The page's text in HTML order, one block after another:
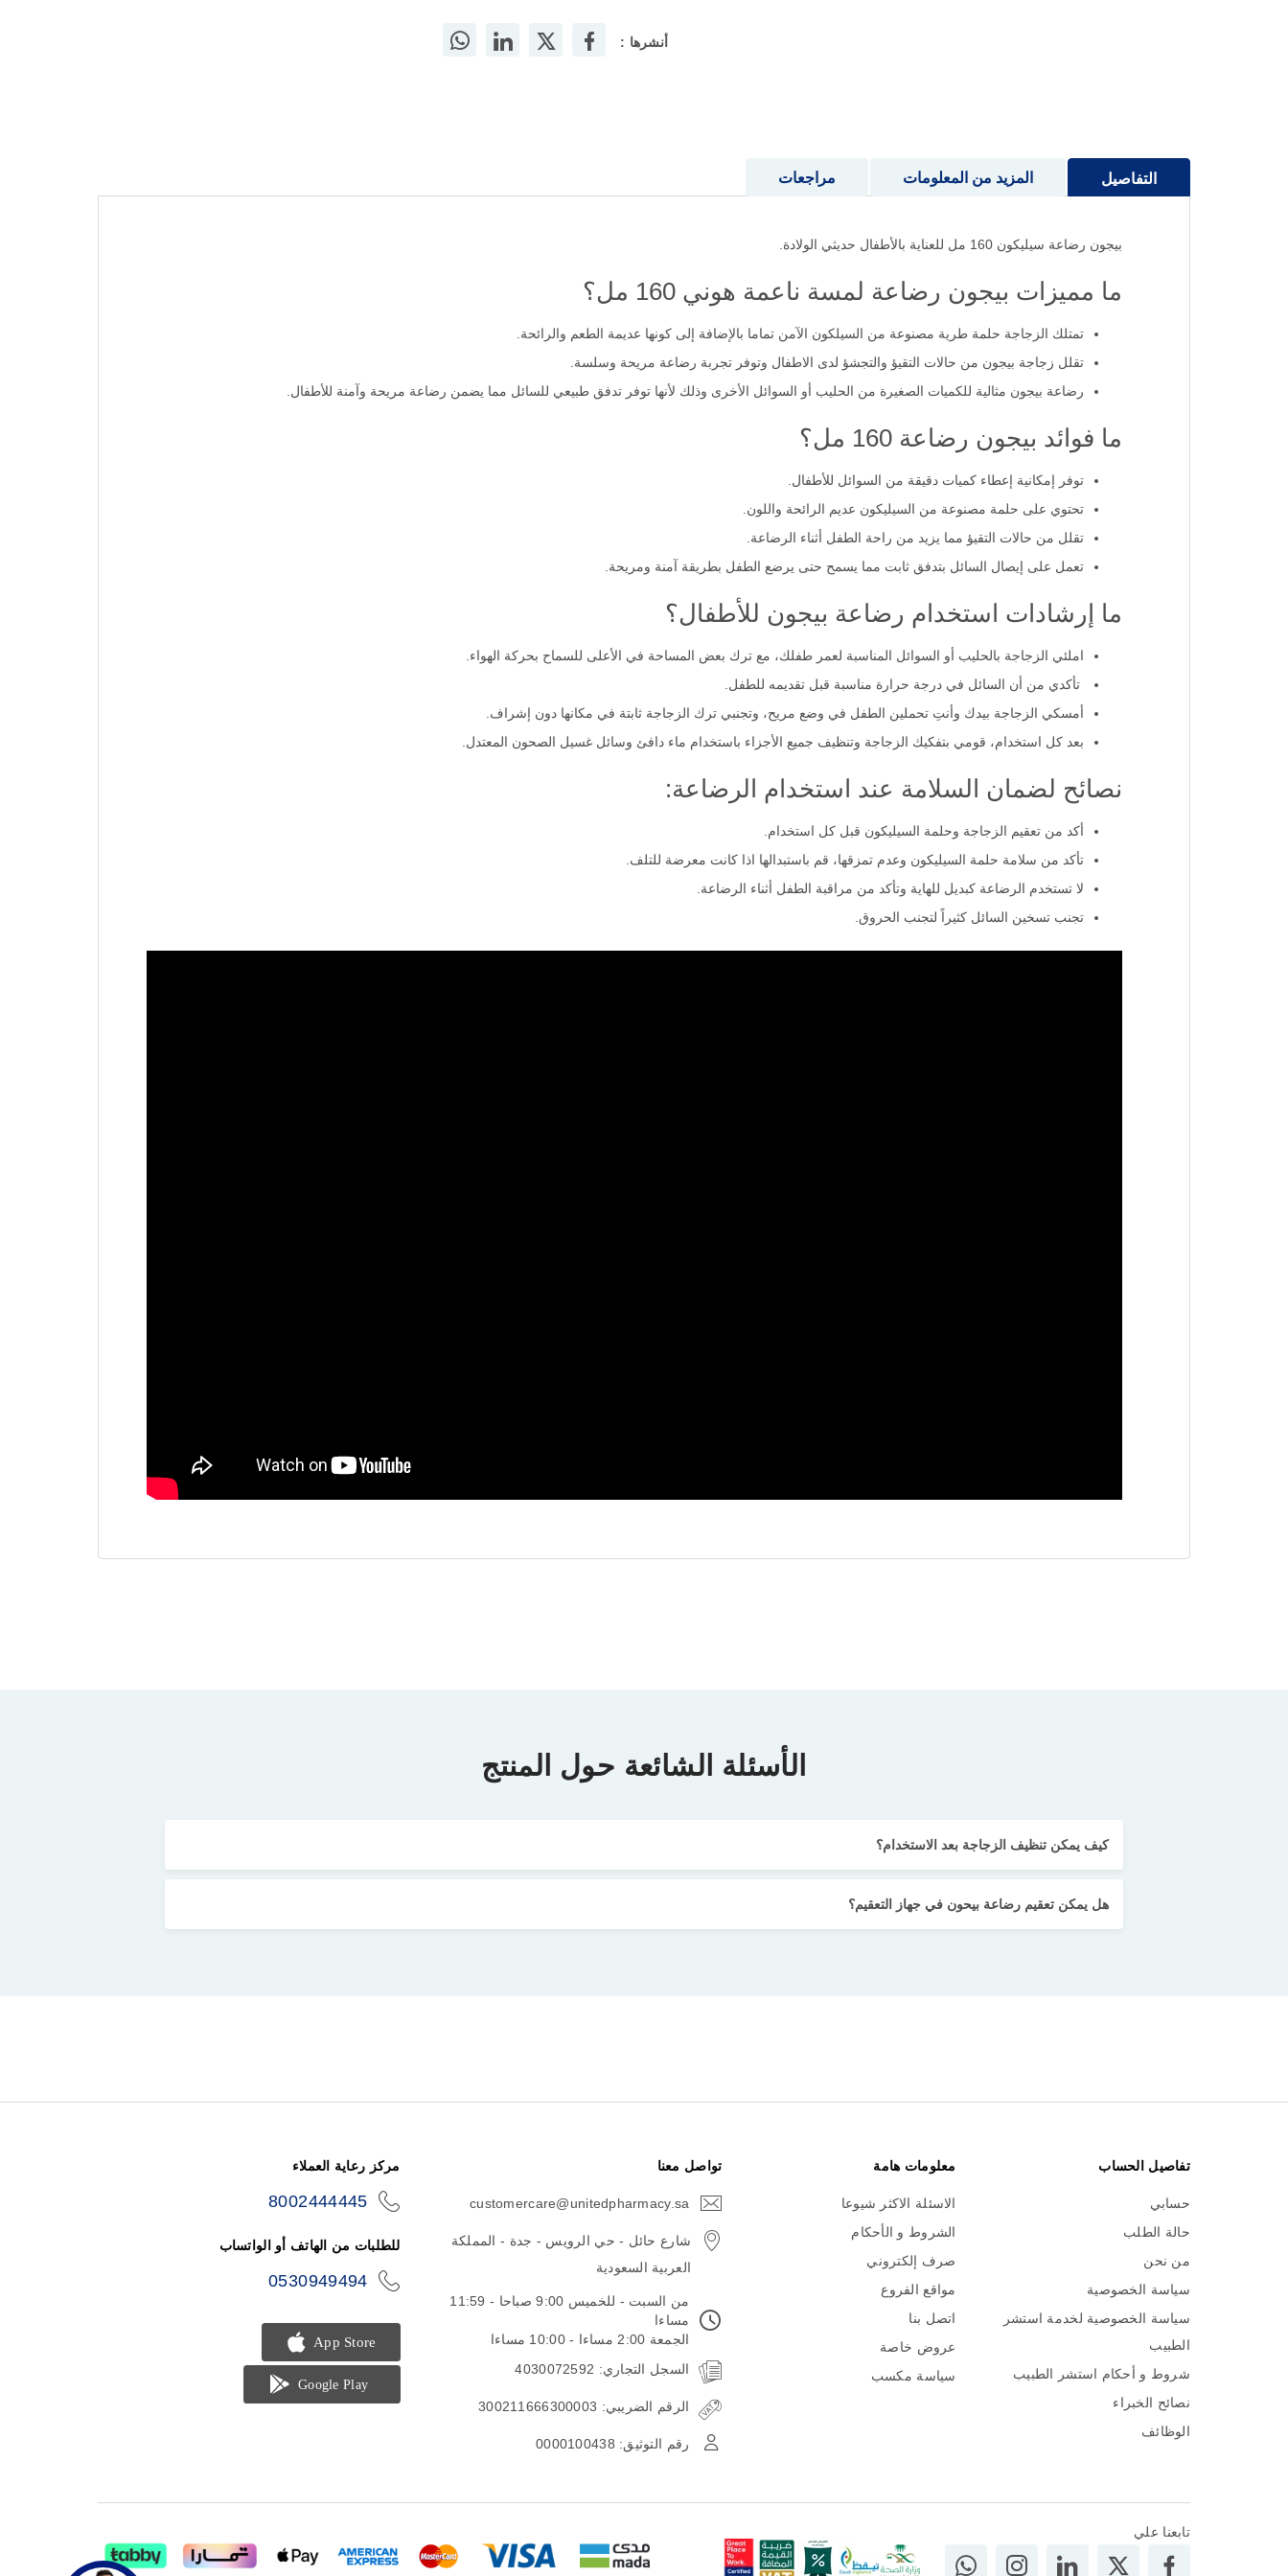
أنشرها :
التفاصيل
بيجون رضاعة سيليكون 160 مل للعناية بالأطفال حديثي الولادة.
ما مميزات بيجون رضاعة لمسة ناعمة هوني 160 مل؟
تمتلك الزجاجة حلمة طرية مصنوعة من السيلكون الآمن تماما بالإضافة إلى كونها عديمة الطعم والرائحة.
تقلل زجاجة بيجون من حالات التقيؤ والتجشؤ لدى الاطفال وتوفر تجربة رضاعة مريحة وسلسة.
رضاعة بيجون مثالية للكميات الصغيرة من الحليب أو السوائل الأخرى وذلك لأنها توفر تدفق طبيعي للسائل مما يضمن رضاعة مريحة وآمنة للأطفال.
ما فوائد بيجون رضاعة 160 مل؟
توفر إمكانية إعطاء كميات دقيقة من السوائل للأطفال.
تحتوي على حلمة مصنوعة من السيليكون عديم الرائحة واللون.
تقلل من حالات التقيؤ مما يزيد من راحة الطفل أثناء الرضاعة.
تعمل على إيصال السائل بتدفق ثابت مما يسمح حتى يرضع الطفل بطريقة آمنة ومريحة.
ما إرشادات استخدام رضاعة بيجون للأطفال؟
املئي الزجاجة بالحليب أو السوائل المناسبة لعمر طفلك، مع ترك بعض المساحة في الأعلى للسماح بحركة الهواء.​
تأكدي من أن السائل في درجة حرارة مناسبة قبل تقديمه للطفل.​
أمسكي الزجاجة بيدك وأنتِ تحملين الطفل في وضع مريح، وتجنبي ترك الزجاجة ثابتة في مكانها دون إشراف.​
بعد كل استخدام، قومي بتفكيك الزجاجة وتنظيف جميع الأجزاء باستخدام ماء دافئ وسائل غسيل الصحون المعتدل. ​
نصائح لضمان السلامة عند استخدام الرضاعة:
أكد من تعقيم الزجاجة وحلمة السيليكون قبل كل استخدام.
تأكد من سلامة حلمة السيليكون وعدم تمزقها، قم باستبدالها اذا كانت معرضة للتلف.
لا تستخدم الرضاعة كبديل للهاية وتأكد من مراقبة الطفل أثناء الرضاعة.
تجنب تسخين السائل كثيراً لتجنب الحروق.
المزيد من المعلومات مراجعات
الأسئلة الشائعة حول المنتج
كيف يمكن تنظيف الزجاجة بعد الاستخدام؟
هل يمكن تعقيم رضاعة بيحون في جهاز التعقيم؟
تفاصيل الحساب
حسابي
حالة الطلب
من نحن
سياسة الخصوصية
سياسة الخصوصية لخدمة استشر
الطبيب
شروط و أحكام استشر الطبيب
نصائح الخبراء
الوظائف
معلومات هامة
الاسئلة الاكثر شيوعا
الشروط و الأحكام
صرف إلكتروني
مواقع الفروع
اتصل بنا
عروض خاصة
سياسة مكسب
تواصل معنا
customercare@unitedpharmacy.sa
شارع حائل - حي الرويس - جدة - المملكة
العربية السعودية
من السبت - للخميس 9:00 صباحا - 11:59
مساءا
الجمعة 2:00 مساءا - 10:00 مساءا
السجل التجاري: 4030072592
الرقم الضريبي: 300211666300003
رقم التوثيق: 0000100438
مركز رعاية العملاء
8002444445
للطلبات من الهاتف أو الواتساب
0530949494
تابعنا علي